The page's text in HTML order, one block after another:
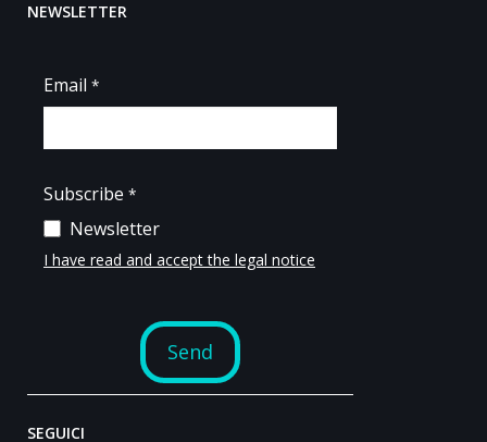
NEWSLETTER
SEGUICI